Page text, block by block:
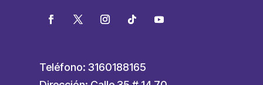
Teléfono: 3160188165